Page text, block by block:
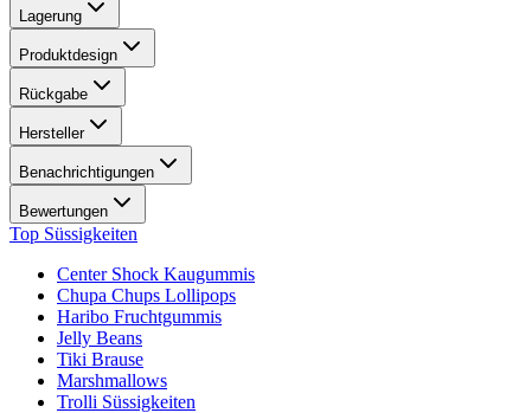
Lagerung
Produktdesign
Rückgabe
Hersteller
Benachrichtigungen
Bewertungen
Top Süssigkeiten
Center Shock Kaugummis
Chupa Chups Lollipops
Haribo Fruchtgummis
Jelly Beans
Tiki Brause
Marshmallows
Trolli Süssigkeiten